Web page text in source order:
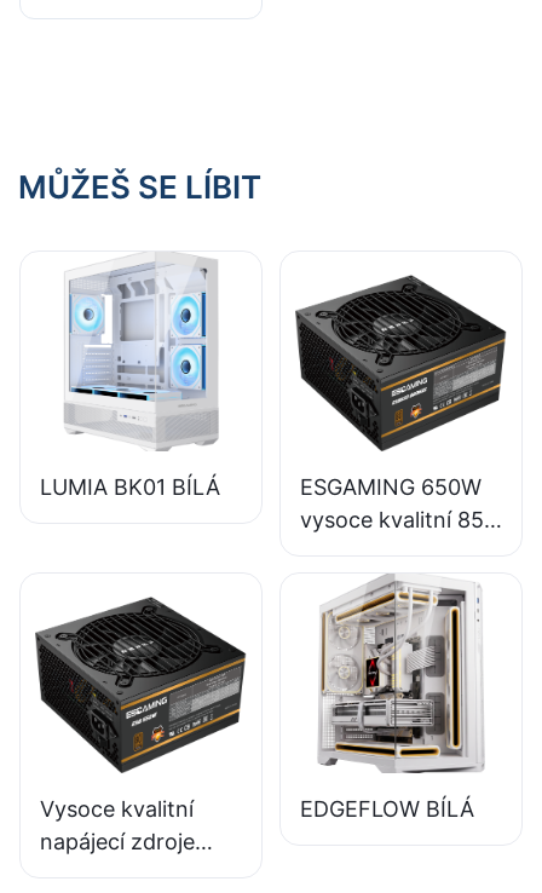
hromadění tepla?
MŮŽEŠ SE LÍBIT
LUMIA BK01 BÍLÁ
ESGAMING 650W
vysoce kvalitní 85%
účinnost, plný
modul, 80+
bronzový napájecí
zdroj pro stolní
počítače ESB650W
Vysoce kvalitní
napájecí zdroje
ESGAMING 550W s
EDGEFLOW BÍLÁ